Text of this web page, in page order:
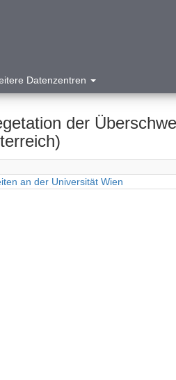
Datenzentren
der
an der Universität Wien